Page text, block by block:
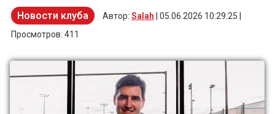
Новости клуба Автор: Salah | 05.06.2026 10:29:25 |
Просмотров: 411